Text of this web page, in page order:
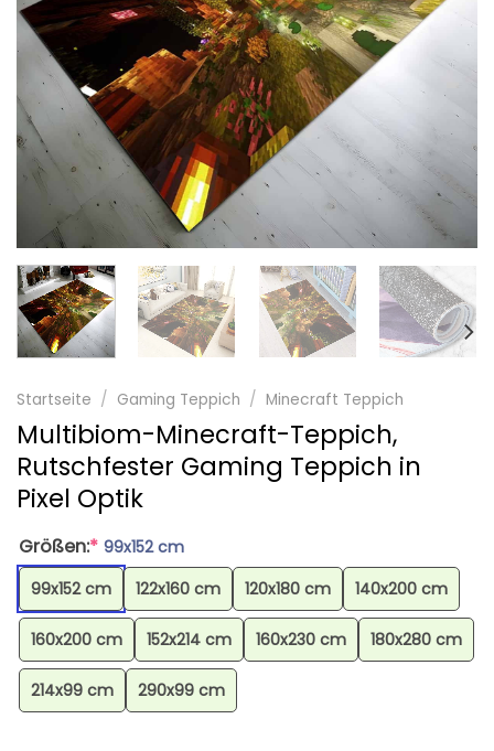
Startseite / Gaming Teppich / Minecraft Teppich
Multibiom-Minecraft-Teppich,
Rutschfester Gaming Teppich in
Pixel Optik
Größen:* 99x152 cm
99x152 cm
122x160 cm 120x180 cm 140x200 cm
160x200 cm 152x214 cm 160x230 cm 180x280 cm
214x99 cm 290x99 cm